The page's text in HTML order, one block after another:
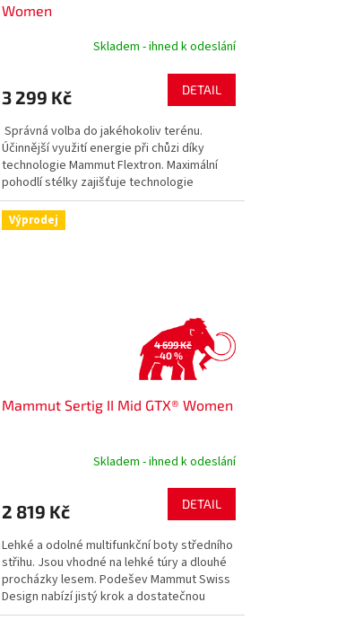
Women
Skladem - ihned k odeslání
3 299 Kč DETAIL
Správná volba do jakéhokoliv terénu.
Účinnější využití energie při chůzi díky
technologie Mammut Flextron. Maximální
pohodlí stélky zajišťuje technologie
Georganic 3D. Veškeré...
Výprodej
4 699 Kč
–40 %
Mammut Sertig II Mid GTX® Women
Skladem - ihned k odeslání
2 819 Kč DETAIL
Lehké a odolné multifunkční boty středního
střihu. Jsou vhodné na lehké túry a dlouhé
procházky lesem. Podešev Mammut Swiss
Design nabízí jistý krok a dostatečnou
přilnavost i...